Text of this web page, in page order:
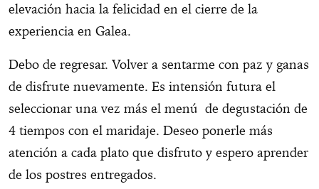
elevación hacia la felicidad en el cierre de la
experiencia en Galea.
Debo de regresar. Volver a sentarme con paz y ganas
de disfrute nuevamente. Es intensión futura el
seleccionar una vez más el menú de degustación de
4 tiempos con el maridaje. Deseo ponerle más
atención a cada plato que disfruto y espero aprender
de los postres entregados.